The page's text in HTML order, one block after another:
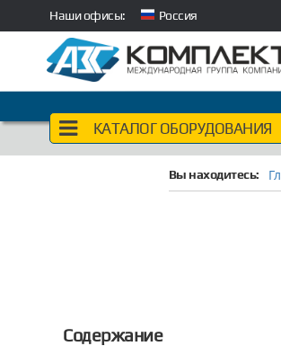
Наши офисы: Россия
КАТАЛОГ ОБОРУДОВАНИЯ
Вы находитесь:
Содержание